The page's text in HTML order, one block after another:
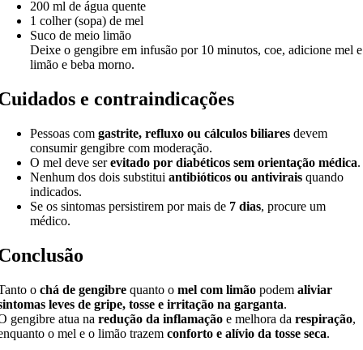
200 ml de água quente
1 colher (sopa) de mel
Suco de meio limão
Deixe o gengibre em infusão por 10 minutos, coe, adicione mel e
limão e beba morno.
e contraindicações
Pessoas comgastrite, refluxo ou cálculos biliares devem
consumir gengibre com moderação.
O mel deve serevitado por diabéticos sem orientação médica.
Nenhum dos dois substituiantibióticos ou antivirais quando
indicados.
Se os sintomas persistirem por mais de 7 dias, procure um
médico.
ochá de gengibre quanto omel com limão podemaliviar
leves de gripe, tosse e irritação na garganta.
gengibre atua naredução da inflamação e melhora darespiração,
o mel e o limão trazemconforto e alívio da tosse seca.